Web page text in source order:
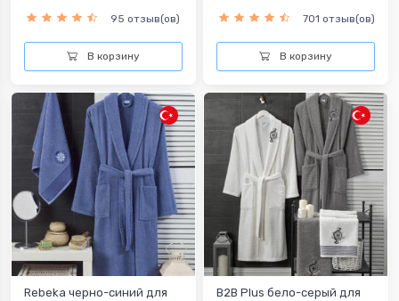
95 отзыв(ов)
В корзину
701 отзыв(ов)
В корзину
Rebeka черно-синий для
B2B Plus бело-серый для